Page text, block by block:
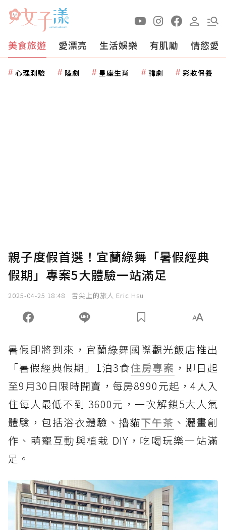
美食旅遊 愛漂亮 生活娛樂 有肌勵 情慾愛
心理測驗 陸劇 星座生肖 韓劇 彩妝保養
親子度假首選！宜蘭綠舞「暑假經典
假期」專案5大體驗一站滿足
2025-04-25 18:48 舌尖上的旅人 Eric Hsu
暑假即將到來，宜蘭綠舞國際觀光飯店推出
「暑假經典假期」1泊3食住房專案 ，即日起
至9月30日限時開賣，每房8990元起，4人入
住每人最低不到 3600元，一次解鎖5大人氣
體驗，包括浴衣體驗、擼貓下午茶 、灑畫創
作、萌寵互動與植栽 DIY，吃喝玩樂一站滿
足。